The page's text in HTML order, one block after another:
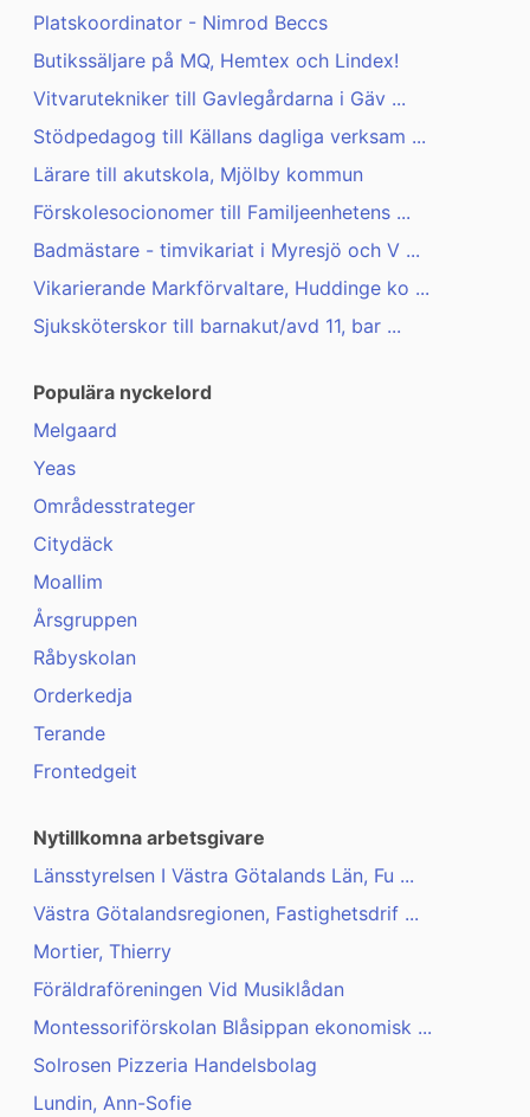
Platskoordinator - Nimrod Beccs
Butikssäljare på MQ, Hemtex och Lindex!
Vitvarutekniker till Gavlegårdarna i Gäv ...
Stödpedagog till Källans dagliga verksam ...
Lärare till akutskola, Mjölby kommun
Förskolesocionomer till Familjeenhetens ...
Badmästare - timvikariat i Myresjö och V ...
Vikarierande Markförvaltare, Huddinge ko ...
Sjuksköterskor till barnakut/avd 11, bar ...
Populära nyckelord
Melgaard
Yeas
Områdesstrateger
Citydäck
Moallim
Årsgruppen
Råbyskolan
Orderkedja
Terande
Frontedgeit
Nytillkomna arbetsgivare
Länsstyrelsen I Västra Götalands Län, Fu ...
Västra Götalandsregionen, Fastighetsdrif ...
Mortier, Thierry
Föräldraföreningen Vid Musiklådan
Montessoriförskolan Blåsippan ekonomisk ...
Solrosen Pizzeria Handelsbolag
Lundin, Ann-Sofie